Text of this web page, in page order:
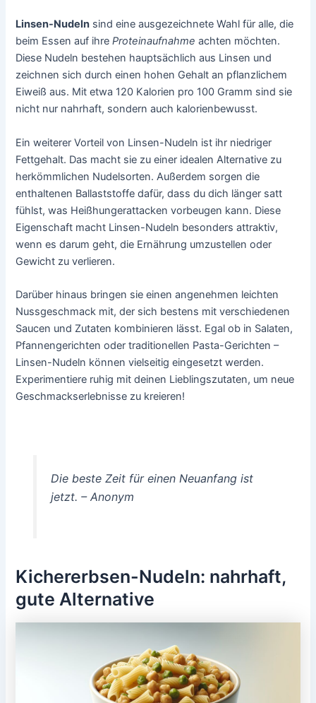
Linsen-Nudeln sind eine ausgezeichnete Wahl für alle, die
beim Essen auf ihreProteinaufnahme achten möchten.
Diese Nudeln bestehen hauptsächlich aus Linsen und
zeichnen sich durch einen hohen Gehalt an pflanzlichem
Eiweiß aus. Mit etwa 120 Kalorien pro 100 Gramm sind sie
nicht nur nahrhaft, sondern auch kalorienbewusst.
Ein weiterer Vorteil von Linsen-Nudeln ist ihr niedriger
Fettgehalt. Das macht sie zu einer idealen Alternative zu
herkömmlichen Nudelsorten. Außerdem sorgen die
enthaltenen Ballaststoffe dafür, dass du dich länger satt
fühlst, was Heißhungerattacken vorbeugen kann. Diese
Eigenschaft macht Linsen-Nudeln besonders attraktiv,
wenn es darum geht, die Ernährung umzustellen oder
Gewicht zu verlieren.
Darüber hinaus bringen sie einen angenehmen leichten
Nussgeschmack mit, der sich bestens mit verschiedenen
Saucen und Zutaten kombinieren lässt. Egal ob in Salaten,
Pfannengerichten oder traditionellen Pasta-Gerichten –
Linsen-Nudeln können vielseitig eingesetzt werden.
Experimentiere ruhig mit deinen Lieblingszutaten, um neue
Geschmackserlebnisse zu kreieren!
Die beste Zeit für einen Neuanfang ist
jetzt. – Anonym
Kichererbsen-Nudeln: nahrhaft,
gute Alternative